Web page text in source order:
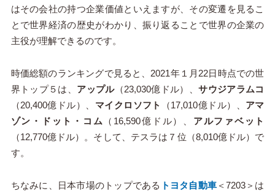
はその会社の持つ企業価値といえますが、その変遷を見るこ
とで世界経済の歴史がわかり、振り返ることで世界の企業の
主役が理解できるのです。
時価総額のランキングで見ると、2021年１月22日時点での世
界トップ５は、 アップル（23,030億ドル）、サウジアラムコ
（20,400億ドル）、 マイクロソフト （17,010億ドル）、 アマ
ゾン・ドット・コム
（16,590億ドル）、 アルファベット
（12,770億ドル）。そして、テスラは７位（8,010億ドル）で
す。
ちなみに、日本市場のトップである トヨタ自動車 ＜7203＞は